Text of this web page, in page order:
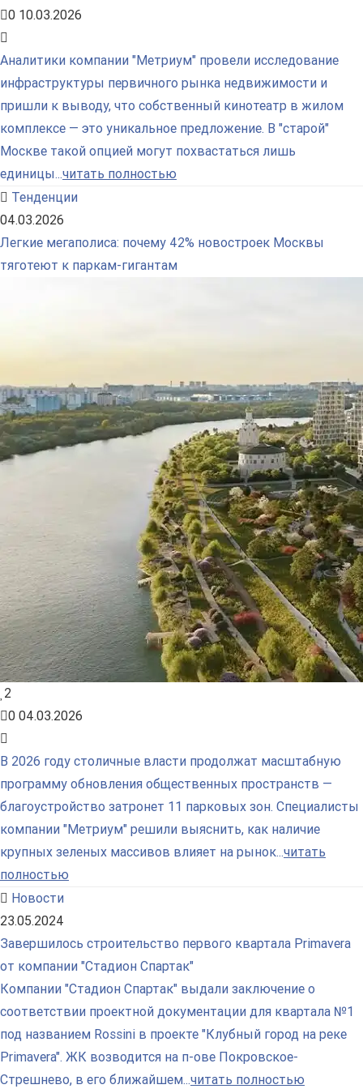
0 10.03.2026
Аналитики компании "Метриум" провели исследование
инфраструктуры первичного рынка недвижимости и
пришли к выводу, что собственный кинотеатр в жилом
комплексе — это уникальное предложение. В "старой"
Москве такой опцией могут похвастаться лишь
единицы...читать полностью
Тенденции
04.03.2026
Легкие мегаполиса: почему 42% новостроек Москвы
тяготеют к паркам-гигантам
2
0 04.03.2026
В 2026 году столичные власти продолжат масштабную
программу обновления общественных пространств —
благоустройство затронет 11 парковых зон. Специалисты
компании "Метриум" решили выяснить, как наличие
крупных зеленых массивов влияет на рынок...читать
полностью
Новости
23.05.2024
Завершилось строительство первого квартала Primavera
от компании "Стадион Спартак"
Компании "Стадион Спартак" выдали заключение о
соответствии проектной документации для квартала №1
под названием Rossini в проекте "Клубный город на реке
Primavera". ЖК возводится на п-ове Покровское-
Стрешнево, в его ближайшем...читать полностью